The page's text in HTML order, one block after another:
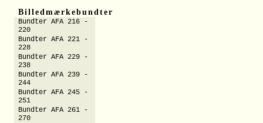
Billedmærkebundter
Bundter AFA 216 -
220
Bundter AFA 221 -
228
Bundter AFA 229 -
238
Bundter AFA 239 -
244
Bundter AFA 245 -
251
Bundter AFA 261 -
270